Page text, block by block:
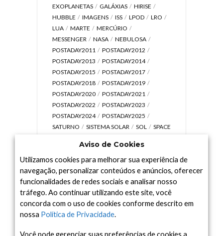
EXOPLANETAS
GALÁXIAS
HIRISE
HUBBLE
IMAGENS ISS LPOD
LRO
LUA
MARTE
MERCÚRIO
MESSENGER
NASA
NEBULOSA
POSTADAY2011
POSTADAY2012
POSTADAY2013
POSTADAY2014
POSTADAY2015
POSTADAY2017
POSTADAY2018
POSTADAY2019
POSTADAY2020
POSTADAY2021
POSTADAY2022
POSTADAY2023
POSTADAY2024
POSTADAY2025
SATURNO
SISTEMA SOLAR SOL
SPACE
UNIVERSO
VÍDEO
Arquivo
Arquivo
Aviso de Cookies
Utilizamos cookies para melhorar sua experiência de
navegação, personalizar conteúdos e anúncios, oferecer
funcionalidades de redes sociais e analisar nosso
tráfego. Ao continuar utilizando este site, você
concorda com o uso de cookies conforme descrito em
nossa Política de Privacidade.
Você pode gerenciar suas preferências de cookies a